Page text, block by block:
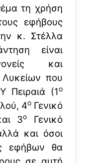
τη χρήση
εφήβους
κ. Στέλλα
είναι
και
που
Πειραιά (1ο
4οΓενικό
3ο
Γενικό
και όσοι
εφήβων θα